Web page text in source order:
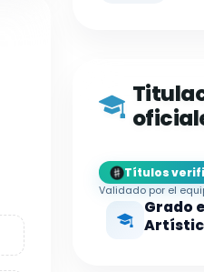
Títulos
Validado por el
Grado